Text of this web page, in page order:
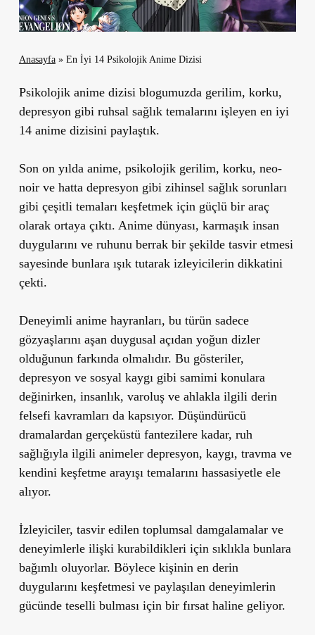
Anasayfa» En İyi 14 Psikolojik Anime Dizisi
Psikolojik anime dizisi blogumuzda gerilim, korku,
depresyon gibi ruhsal sağlık temalarını işleyen en iyi
14 anime dizisini paylaştık.
Son on yılda anime, psikolojik gerilim, korku, neo-
noir ve hatta depresyon gibi zihinsel sağlık sorunları
gibi çeşitli temaları keşfetmek için güçlü bir araç
olarak ortaya çıktı. Anime dünyası, karmaşık insan
duygularını ve ruhunu berrak bir şekilde tasvir etmesi
sayesinde bunlara ışık tutarak izleyicilerin dikkatini
çekti.
Deneyimli anime hayranları, bu türün sadece
gözyaşlarını aşan duygusal açıdan yoğun dizler
olduğunun farkında olmalıdır. Bu gösteriler,
depresyon ve sosyal kaygı gibi samimi konulara
değinirken, insanlık, varoluş ve ahlakla ilgili derin
felsefi kavramları da kapsıyor. Düşündürücü
dramalardan gerçeküstü fantezilere kadar, ruh
sağlığıyla ilgili animeler depresyon, kaygı, travma ve
kendini keşfetme arayışı temalarını hassasiyetle ele
alıyor.
İzleyiciler, tasvir edilen toplumsal damgalamalar ve
deneyimlerle ilişki kurabildikleri için sıklıkla bunlara
bağımlı oluyorlar. Böylece kişinin en derin
duygularını keşfetmesi ve paylaşılan deneyimlerin
gücünde teselli bulması için bir fırsat haline geliyor.